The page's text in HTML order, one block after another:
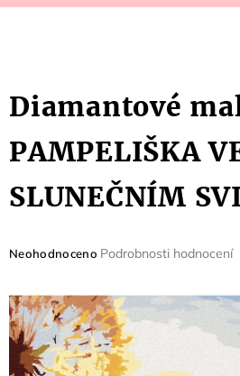
Diamantové
PAMPELIŠKA
SLUNEČNÍM
Průměrné
je
0,0
z
5
hvězdiček.
Neohodnoceno Podrobnosti hodnocení